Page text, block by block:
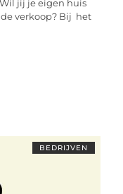
jij je eigen huis
verkoop? Bij het
BEDRIJVEN